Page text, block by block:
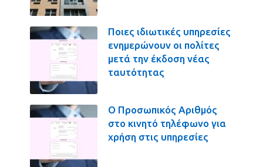
Ποιες ιδιωτικές υπηρεσίες
ενημερώνουν οι πολίτες
μετά την έκδοση νέας
ταυτότητας
Ο Προσωπικός Αριθμός
στο κινητό τηλέφωνο για
χρήση στις υπηρεσίες